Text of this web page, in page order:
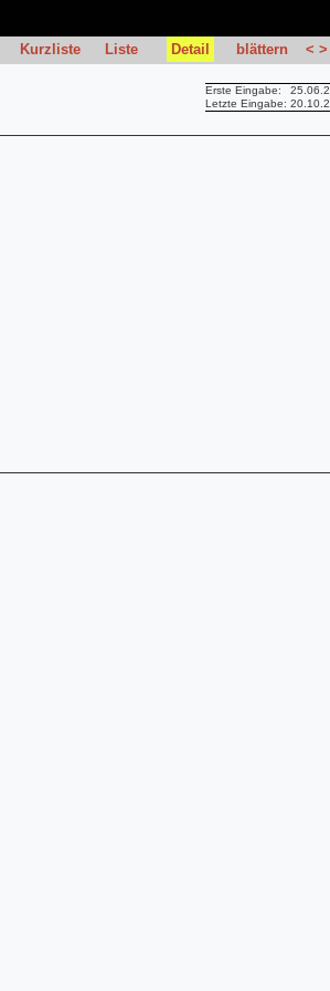
Kurzliste Liste Detail blättern < >
Erste Eingabe:
Letzte Eingabe: